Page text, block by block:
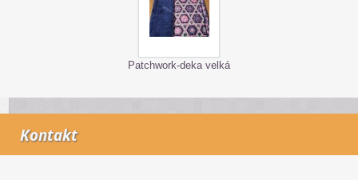
Patchwork-deka velká
Kontakt